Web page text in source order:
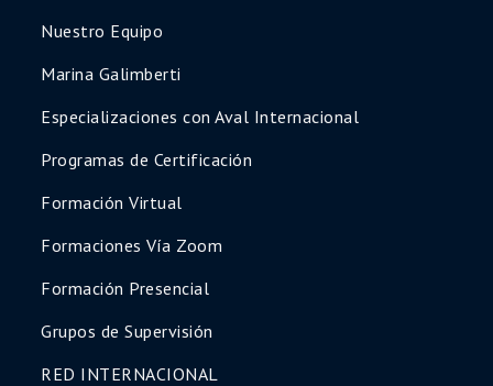
Nuestro Equipo
Marina Galimberti
Especializaciones con Aval Internacional
Programas de Certificación
Formación Virtual
Formaciones Vía Zoom
Formación Presencial
Grupos de Supervisión
RED INTERNACIONAL